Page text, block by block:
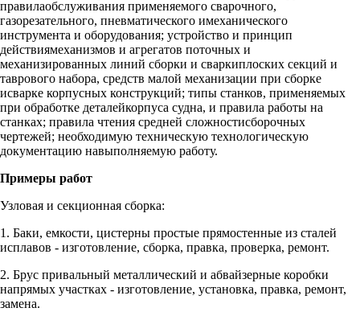
правилаобслуживания применяемого сварочного,
газорезательного, пневматического имеханического
инструмента и оборудования; устройство и принцип
действиямеханизмов и агрегатов поточных и
механизированных линий сборки и сваркиплоских секций и
таврового набора, средств малой механизации при сборке
исварке корпусных конструкций; типы станков, применяемых
при обработке деталейкорпуса судна, и правила работы на
станках; правила чтения средней сложностисборочных
чертежей; необходимую техническую технологическую
документацию навыполняемую работу.
Примеры работ
Узловая и секционная сборка:
1. Баки, емкости, цистерны простые прямостенные из сталей
исплавов - изготовление, сборка, правка, проверка, ремонт.
2. Брус привальный металлический и абвайзерные коробки
напрямых участках - изготовление, установка, правка, ремонт,
замена.